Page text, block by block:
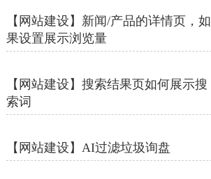
【网站建设】新闻/产品的详情页，如
果设置展示浏览量
【网站建设】搜索结果页如何展示搜
索词
【网站建设】AI过滤垃圾询盘